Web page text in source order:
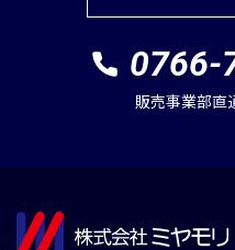
0766-
販売事業部直